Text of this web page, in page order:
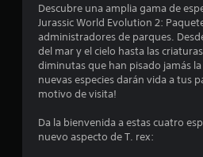
Descubre una amplia gama de
Jurassic World Evolution 2:
administradores de parques.
del mar y el cielo hasta las
diminutas que han pisado jamás la
nuevas especies darán vida a tus
motivo de visita!
Da la bienvenida a estas cuatro
nuevo aspecto de T. rex: